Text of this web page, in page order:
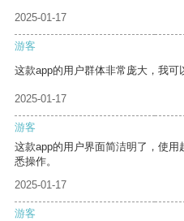
2025-01-17
游客
这款app的用户群体非常庞大，我可
2025-01-17
游客
这款app的用户界面简洁明了，使
悉操作。
2025-01-17
游客